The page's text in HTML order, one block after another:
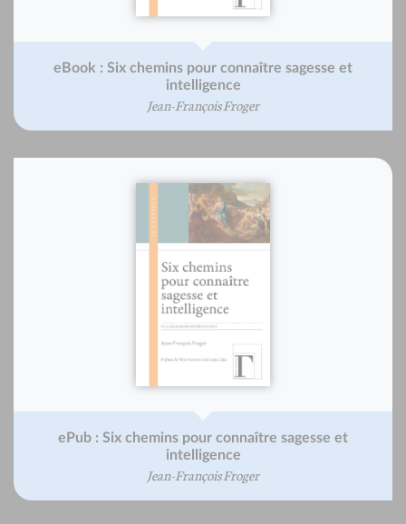
eBook : Six chemins pour connaître sagesse et
intelligence
Jean-François Froger
ePub : Six chemins pour connaître sagesse et
intelligence
Jean-François Froger